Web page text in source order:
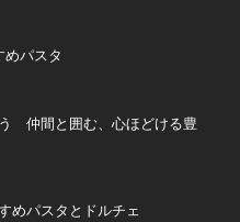
めパスタ
仲間と囲む、心ほどける豊
めパスタとドルチェ